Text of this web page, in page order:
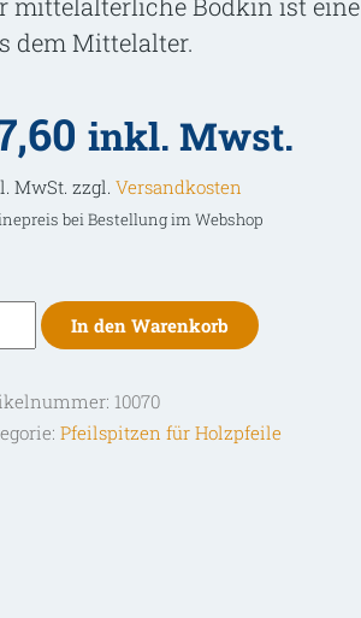
dem Mittelalter.
inkl. Mwst.
MwSt. zzgl. Versandkosten
bei Bestellung im Webshop
In den Warenkorb
10070
Pfeilspitzen für Holzpfeile